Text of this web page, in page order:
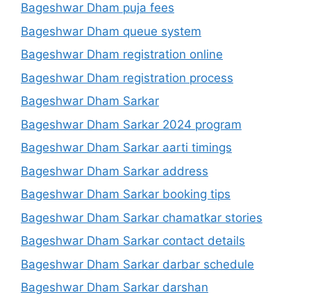
Bageshwar Dham puja fees
Bageshwar Dham queue system
Bageshwar Dham registration online
Bageshwar Dham registration process
Bageshwar Dham Sarkar
Bageshwar Dham Sarkar 2024 program
Bageshwar Dham Sarkar aarti timings
Bageshwar Dham Sarkar address
Bageshwar Dham Sarkar booking tips
Bageshwar Dham Sarkar chamatkar stories
Bageshwar Dham Sarkar contact details
Bageshwar Dham Sarkar darbar schedule
Bageshwar Dham Sarkar darshan